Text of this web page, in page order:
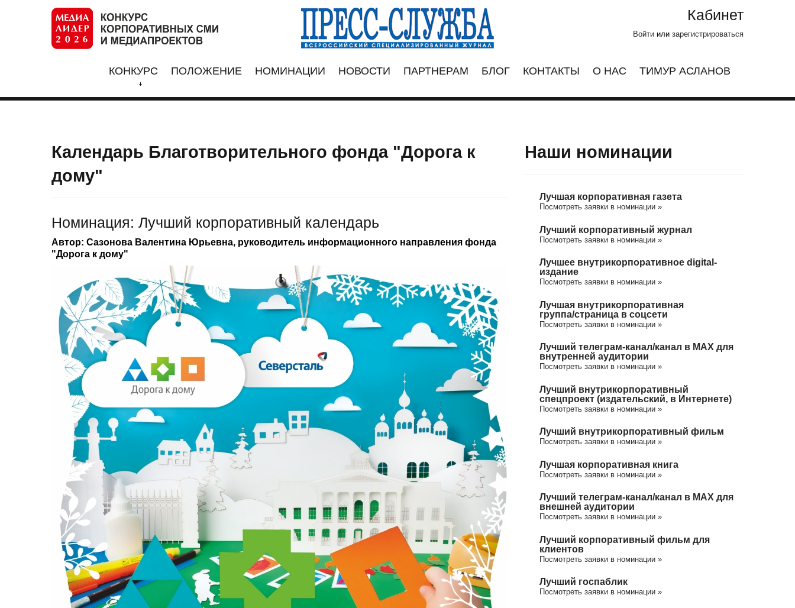
Кабинет
Войти или зарегистрироваться
КОНКУРС ПОЛОЖЕНИЕ НОМИНАЦИИ НОВОСТИ ПАРТНЕРАМ БЛОГ КОНТАКТЫ О НАС ТИМУР АСЛАНОВ
Календарь Благотворительного фонда "Дорога к
дому"
Номинация: Лучший корпоративный календарь
Автор: Сазонова Валентина Юрьевна, руководитель информационного направления фонда
"Дорога к дому"
Наши номинации
Лучшая корпоративная газета
Посмотреть заявки в номинации »
Лучший корпоративный журнал
Посмотреть заявки в номинации »
Лучшее внутрикорпоративное digital-
издание
Посмотреть заявки в номинации »
Лучшая внутрикорпоративная
группа/cтраница в соцсети
Посмотреть заявки в номинации »
Лучший телеграм-канал/канал в МАХ для
внутренней аудитории
Посмотреть заявки в номинации »
Лучший внутрикорпоративный
спецпроект (издательский, в Интернете)
Посмотреть заявки в номинации »
Лучший внутрикорпоративный фильм
Посмотреть заявки в номинации »
Лучшая корпоративная книга
Посмотреть заявки в номинации »
Лучший телеграм-канал/канал в МАХ для
внешней аудитории
Посмотреть заявки в номинации »
Лучший корпоративный фильм для
клиентов
Посмотреть заявки в номинации »
Лучший госпаблик
Посмотреть заявки в номинации »